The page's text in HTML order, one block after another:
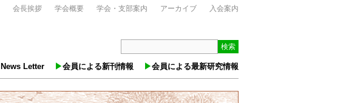
会長挨拶 学会概要 学会・支部案内 アーカイブ 入会案内
News Letter 会員による新刊情報 会員による最新研究情報
検索